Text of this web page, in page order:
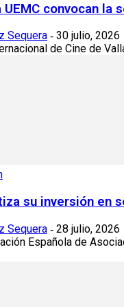
UEMC convocan
Sequera - 30 julio, 2026
de Cine de
su inversión en
Sequera - 28 julio, 2026
Española de